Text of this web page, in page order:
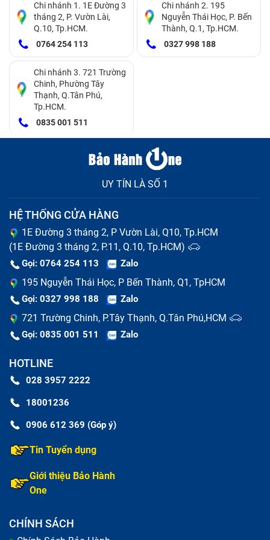
cao gấp nhiều lần so với các ổ SATA SSD truyền thống.
Tốc độ đọc và ghi của NVMe SSD có thể lên đến 3,000
MB/s đến 7,000 MB/s, tùy thuộc vào phiên bản PCIe
được sử dụng.
Ứng dụng: Dùng cho các laptop cao cấp, chơi game,
hoặc các máy tính xách tay cần hiệu suất cao.
M.2 SSD
M.2 SSD là loại ổ cứng thể rắn (SSD) có kích thước
nhỏ gọn, sử dụng giao diện M.2, giúp tăng cường hiệu
suất lưu trữ và tiết kiệm không gian. M.2 SSD có thể
sử dụng các giao diện khác nhau như SATA hoặc
(Peripheral Component Interconnect Express) thay vì
SATA.
Dấu hiệu nhận biết cần nâng cấp SSD
máy tính Macbook Air Mid 2012 11-
Inch A1465-2558
Chi nhánh 1. 1E Đường 3
tháng 2, P. Vườn Lài,
Q.10, Tp.HCM.
0764 254 113
Chi nhánh 2. 195
Nguyễn Thái Học, P. Bến
Thành, Q.1, Tp.HCM.
0327 998 188
Chi nhánh 3. 721 Trường
Chinh, Phường Tây
Thạnh, Q.Tân Phú,
Tp.HCM.
0835 001 511
UY TÍN LÀ SỐ 1
HỆ THỐNG CỬA HÀNG
1E Đường 3 tháng 2, P Vườn Lài, Q10, Tp.HCM
(1E Đường 3 tháng 2, P.11, Q.10, Tp.HCM)
Gọi: 0764 254 113 Zalo
195 Nguyễn Thái Học, P Bến Thành, Q1, TpHCM
Gọi: 0327 998 188 Zalo
721 Trường Chinh, P.Tây Thạnh, Q.Tân Phú,HCM
Gọi: 0835 001 511 Zalo
HOTLINE
028 3957 2222
18001236
0906 612 369 (Góp ý)
Tin Tuyển dụng
Giới thiệu Bảo Hành
One
CHÍNH SÁCH